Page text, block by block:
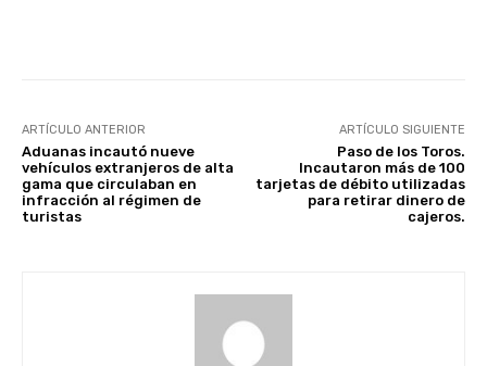
ARTÍCULO ANTERIOR
Aduanas incautó nueve
vehículos extranjeros de alta
gama que circulaban en
infracción al régimen de
turistas
ARTÍCULO SIGUIENTE
Paso de los Toros.
Incautaron más de 100
tarjetas de débito utilizadas
para retirar dinero de
cajeros.